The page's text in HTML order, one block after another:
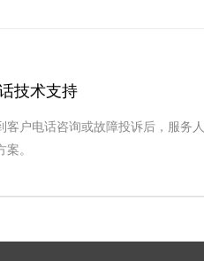
技术支持
客户电话咨询或故障投诉后，服务
案。